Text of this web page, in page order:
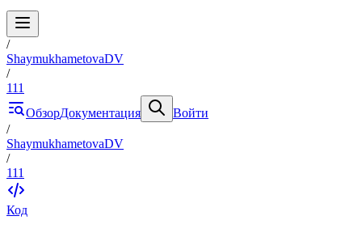
/
ShaymukhametovaDV
/
111
ОбзорДокументация
Войти
/
ShaymukhametovaDV
/
111
Код